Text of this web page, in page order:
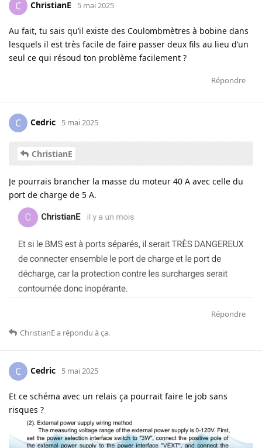
C ChristianE 5 mai 2025
Au fait, tu sais qu’il existe des Coulombmètres à bobine dans
lesquels il est très facile de faire passer deux fils au lieu d’un
seul ce qui résoud ton problème facilement ?
Répondre
C Cedric 5 mai 2025
ChristianE
Je pourrais brancher la masse du moteur 40 A avec celle du
port de charge de 5 A.
Répondre
ChristianEa répondu à ça.
C Cedric 5 mai 2025
Et ce schéma avec un relais ça pourrait faire le job sans
risques ?